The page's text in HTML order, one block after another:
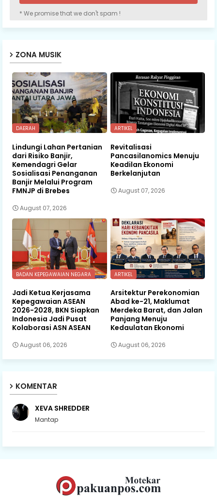
* We promise that we don't spam !
ZONA MUSIK
DAERAH
Lindungi Lahan Pertanian
dari Risiko Banjir,
Kemendagri Gelar
Sosialisasi Penanganan
Banjir Melalui Program
FMNJP di Brebes
August 07, 2026
ARTIKEL
Revitalisasi
Pancasilanomics Menuju
Keadilan Ekonomi
Berkelanjutan
August 07, 2026
BADAN KEPEGAWAIAN NEGARA
Jadi Ketua Kerjasama
Kepegawaian ASEAN
2026-2028, BKN Siapkan
Indonesia Jadi Pusat
Kolaborasi ASN ASEAN
August 06, 2026
ARTIKEL
Arsitektur Perekonomian
Abad ke-21, Maklumat
Merdeka Barat, dan Jalan
Panjang Menuju
Kedaulatan Ekonomi
August 06, 2026
KOMENTAR
XEVA SHREDDER
Mantap